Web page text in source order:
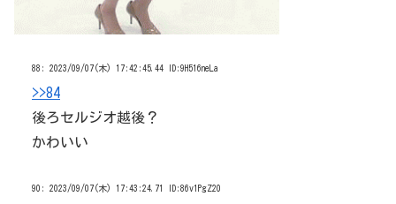
88: 2023/09/07(木) 17:42:45.44 ID:9H516neLa
>>84
後ろセルジオ越後？
かわいい
90: 2023/09/07(木) 17:43:24.71 ID:86v1PgZ20